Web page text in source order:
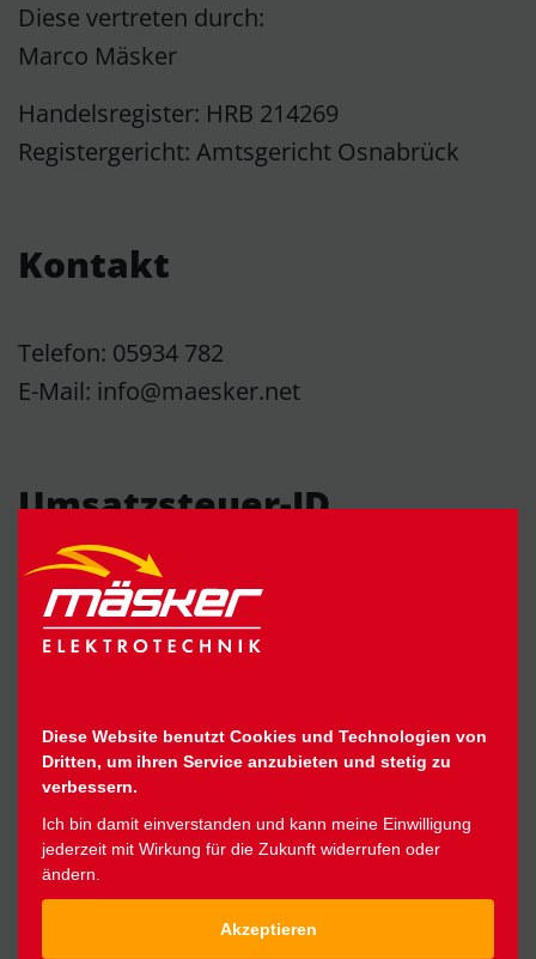
Diese vertreten durch:
Marco Mäsker
Handelsregister: HRB 214269
Registergericht: Amtsgericht Osnabrück
Kontakt
Telefon: 05934 782
E-Mail: info@maesker.net
Umsatzsteuer-ID
Umsatzsteuer-Identifikationsnummer
gemäß § 27 a Umsatzsteuergesetz:
EU-Streitschlichtung
Die Europäische Kommission stellt eine
Plattform zur Online-Streitbeilegung (OS)
https://ec.europa.eu/consumers/odr/
Diese Website benutzt Cookies und Technologien von
Dritten, um ihren Service anzubieten und stetig zu
verbessern.
Ich bin damit einverstanden und kann meine Einwilligung
jederzeit mit Wirkung für die Zukunft widerrufen oder
ändern.
Akzeptieren